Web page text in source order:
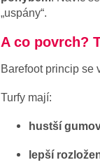
„uspány“.
A co povrch?
Barefoot princip se
Turfy mají:
hustší
lepší